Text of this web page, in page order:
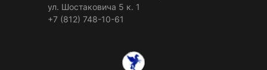
ул. Шостаковича 5 к. 1
+7 (812) 748-10-61